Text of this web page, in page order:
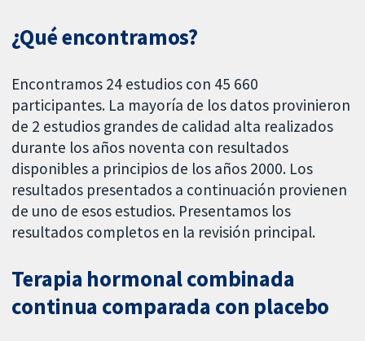
¿Qué encontramos?
Encontramos 24 estudios con 45 660
participantes. La mayoría de los datos provinieron
de 2 estudios grandes de calidad alta realizados
durante los años noventa con resultados
disponibles a principios de los años 2000. Los
resultados presentados a continuación provienen
de uno de esos estudios. Presentamos los
resultados completos en la revisión principal.
Terapia hormonal combinada
continua comparada con placebo